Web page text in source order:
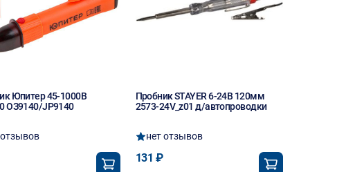
Юпитер 45-1000В
ОЗ9140/JP9140
отзывов
Пробник STAYER 6-24В 120мм
2573-24V_z01 д/автопроводки
нет отзывов
131 ₽